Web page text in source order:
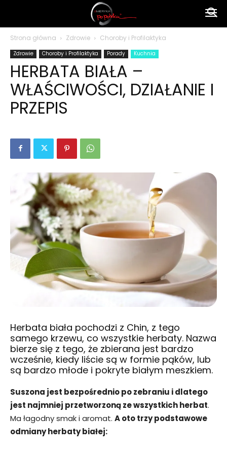
polsku
Strona główna Zdrowie Choroby i Profilaktyka
Zdrowie Choroby i Profilaktyka Porady Kuchnia
HERBATA BIAŁA –
WŁAŚCIWOŚCI, DZIAŁANIE I
PRZEPIS
Herbata biała pochodzi z Chin, z tego
samego krzewu, co wszystkie herbaty. Nazwa
bierze się z tego, że zbierana jest bardzo
wcześnie, kiedy liście są w formie pąków, lub
są bardzo młode i pokryte białym meszkiem.
Suszona jest bezpośrednio po zebraniu i dlatego
jest najmniej przetworzoną ze wszystkich herbat.
Ma łagodny smak i aromat. A oto trzy podstawowe
odmiany herbaty białej: